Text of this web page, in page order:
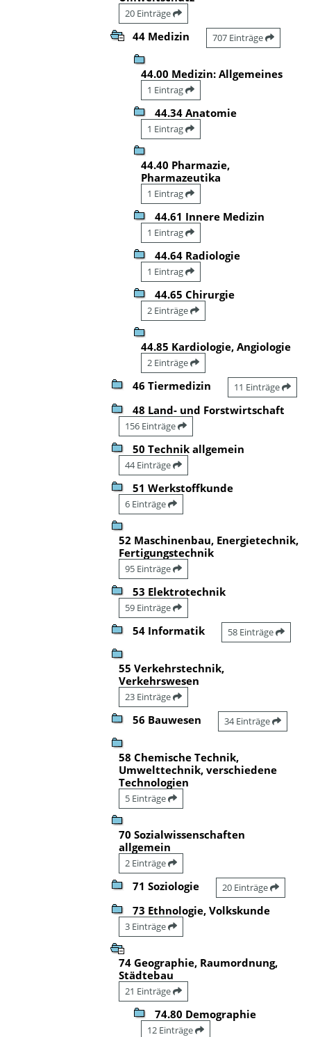
20 Einträge
44 Medizin 707 Einträge
44.00 Medizin: Allgemeines
1 Eintrag
44.34 Anatomie
1 Eintrag
44.40 Pharmazie,
Pharmazeutika
1 Eintrag
44.61 Innere Medizin
1 Eintrag
44.64 Radiologie
1 Eintrag
44.65 Chirurgie
2 Einträge
44.85 Kardiologie, Angiologie
2 Einträge
46 Tiermedizin 11 Einträge
48 Land- und Forstwirtschaft
156 Einträge
50 Technik allgemein
44 Einträge
51 Werkstoffkunde
6 Einträge
52 Maschinenbau, Energietechnik,
Fertigungstechnik
95 Einträge
53 Elektrotechnik
59 Einträge
54 Informatik 58 Einträge
55 Verkehrstechnik,
Verkehrswesen
23 Einträge
56 Bauwesen 34 Einträge
58 Chemische Technik,
Umwelttechnik, verschiedene
Technologien
5 Einträge
70 Sozialwissenschaften
allgemein
2 Einträge
71 Soziologie 20 Einträge
73 Ethnologie, Volkskunde
3 Einträge
74 Geographie, Raumordnung,
Städtebau
21 Einträge
74.80 Demographie
12 Einträge